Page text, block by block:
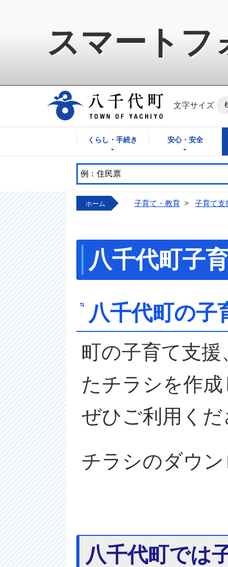
スマートフ
八千代町公式ホ
文字サイズ
くらし・手続き 安心・安全
ホーム 子育て・教育 > 子育て支
八千代町子
八千代町の子
町の子育て支
たチラシを作
ぜひご利用く
チラシのダウ
八千代町では